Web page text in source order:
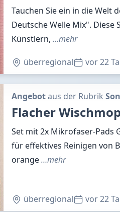
Tauchen Sie ein in die Welt
Deutsche Welle Mix".
Künstlern, …mehr
überregional vor 22
Angebotaus der Rubrik
Flacher
Set mit 2x Mikrofaser-Pads
für effektives Reinigen von
orange…mehr
überregional vor 22